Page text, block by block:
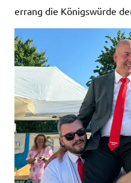
errang die Königswürde